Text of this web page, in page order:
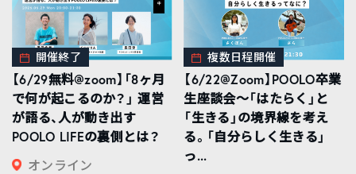
開催終了
【6/29無料@zoom】「8ヶ月
で何が起こるのか？」 運営
が語る、人が動き出す
POOLO LIFEの裏側とは？
オンライン
複数日程開催
【6/22@Zoom】POOLO卒業
生座談会〜「はたらく」と
「生きる」の境界線を考え
る。「自分らしく生きる」
っ...